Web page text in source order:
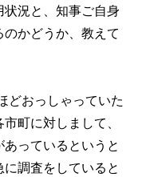
状況と、知事ご自身
かどうか、教えて
どおっしゃっていた
町に対しまして、
っているというと
調査をしていると